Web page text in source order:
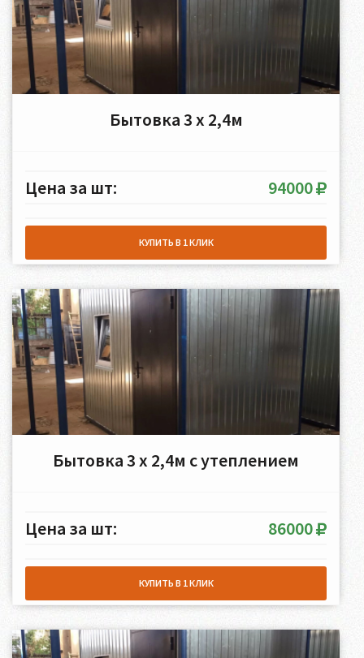
Бытовка 3 х 2,4м
Цена за шт: 94000
КУПИТЬ В 1 КЛИК
Бытовка 3 х 2,4м с утеплением
Цена за шт: 86000
КУПИТЬ В 1 КЛИК